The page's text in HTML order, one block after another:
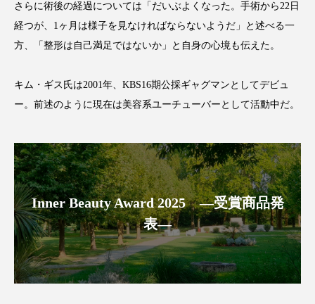
スマートウォッチ スマートパッチ
スマートリング セーフプレイス セラミド
セラミド保湿 セルフケア
タンパク質 ディープクレンジング
デジタルデトックス デトックス
ドライヤー 温度 髪 ダメージ ナイアシンアミド
ナイトプロテイン ナイトルーティン 金木犀
パーソナライズ バーチャルメイク
さらに術後の経過については「だいぶよくなった。手術から22日
経つが、1ヶ月は様子を見なければならないようだ」と述べる一
方、「整形は自己満足ではないか」と自身の心境も伝えた。
キム・ギス氏は2001年、KBS16期公採ギャグマンとしてデビュ
ー。前述のように現在は美容系ユーチューバーとして活動中だ。
Inner Beauty Award 2025 ―受賞商品発
表―